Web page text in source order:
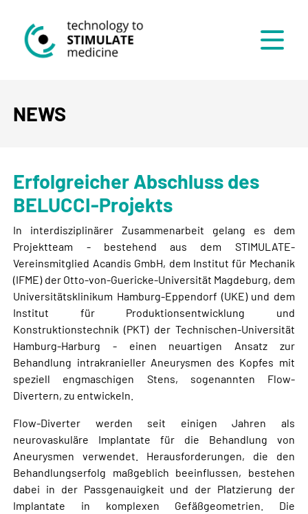
Menü
NEWS
Erfolgreicher Abschluss des
BELUCCI-Projekts
In interdisziplinärer Zusammenarbeit gelang es dem
Projektteam - bestehend aus dem STIMULATE-
Vereinsmitglied Acandis GmbH, dem Institut für Mechanik
(IFME) der Otto-von-Guericke-Universität Magdeburg, dem
Universitätsklinikum Hamburg-Eppendorf (UKE) und dem
Institut für Produktionsentwicklung und
Konstruktionstechnik (PKT) der Technischen-Universität
Hamburg-Harburg - einen neuartigen Ansatz zur
Behandlung intrakranieller Aneurysmen des Kopfes mit
speziell engmaschigen Stens, sogenannten Flow-
Divertern, zu entwickeln.
Flow-Diverter werden seit einigen Jahren als
neurovaskuläre Implantate für die Behandlung von
Aneurysmen verwendet. Herausforderungen, die den
Behandlungserfolg maßgeblich beeinflussen, bestehen
dabei in der Passgenauigkeit und der Platzierung der
Implantate in komplexen Gefäßgeometrien. Die